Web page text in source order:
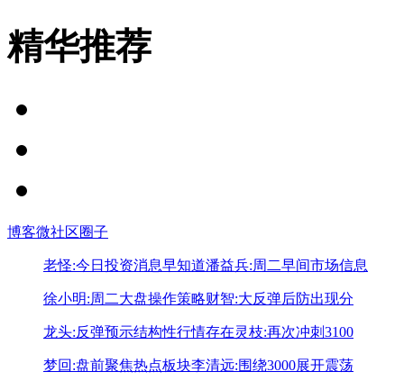
精华推荐
博客微社区圈子
老怪:今日投资消息早知道潘益兵:周二早间市场信息
徐小明:周二大盘操作策略财智:大反弹后防出现分
龙头:反弹预示结构性行情存在灵枝:再次冲刺3100
梦回:盘前聚焦热点板块李清远:围绕3000展开震荡